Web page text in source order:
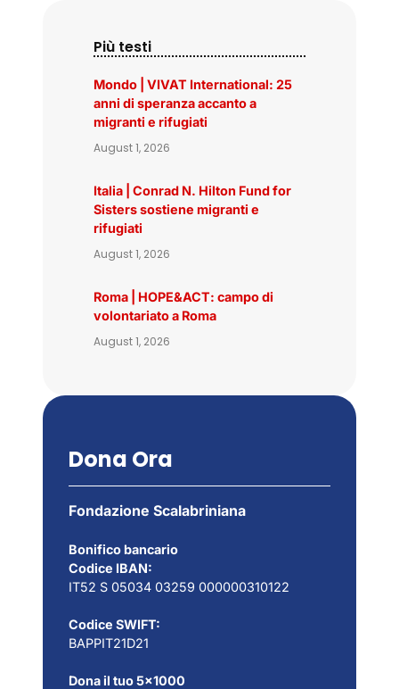
Più testi
Mondo | VIVAT International: 25
anni di speranza accanto a
migranti e rifugiati
August 1, 2026
Italia | Conrad N. Hilton Fund for
Sisters sostiene migranti e
rifugiati
August 1, 2026
Roma | HOPE&ACT: campo di
volontariato a Roma
August 1, 2026
Dona Ora
Fondazione Scalabriniana
Bonifico bancario
Codice IBAN:
IT52 S 05034 03259 000000310122
Codice SWIFT:
BAPPIT21D21
Dona il tuo 5×1000